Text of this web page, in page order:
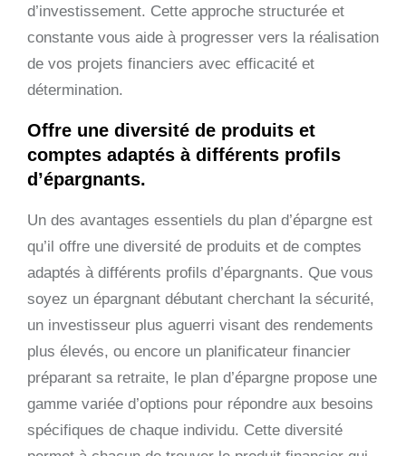
d’investissement. Cette approche structurée et
constante vous aide à progresser vers la réalisation
de vos projets financiers avec efficacité et
détermination.
Offre une diversité de produits et
comptes adaptés à différents profils
d’épargnants.
Un des avantages essentiels du plan d’épargne est
qu’il offre une diversité de produits et de comptes
adaptés à différents profils d’épargnants. Que vous
soyez un épargnant débutant cherchant la sécurité,
un investisseur plus aguerri visant des rendements
plus élevés, ou encore un planificateur financier
préparant sa retraite, le plan d’épargne propose une
gamme variée d’options pour répondre aux besoins
spécifiques de chaque individu. Cette diversité